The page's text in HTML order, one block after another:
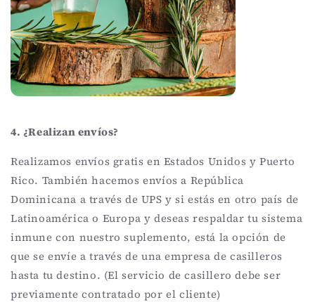
4. ¿Realizan envíos?
Realizamos envíos gratis en Estados Unidos y Puerto
Rico. También hacemos envíos a República
Dominicana a través de UPS y si estás en otro país de
Latinoamérica o Europa y deseas respaldar tu sistema
inmune con nuestro suplemento, está la opción de
que se envíe a través de una empresa de casilleros
hasta tu destino. (El servicio de casillero debe ser
previamente contratado por el cliente)